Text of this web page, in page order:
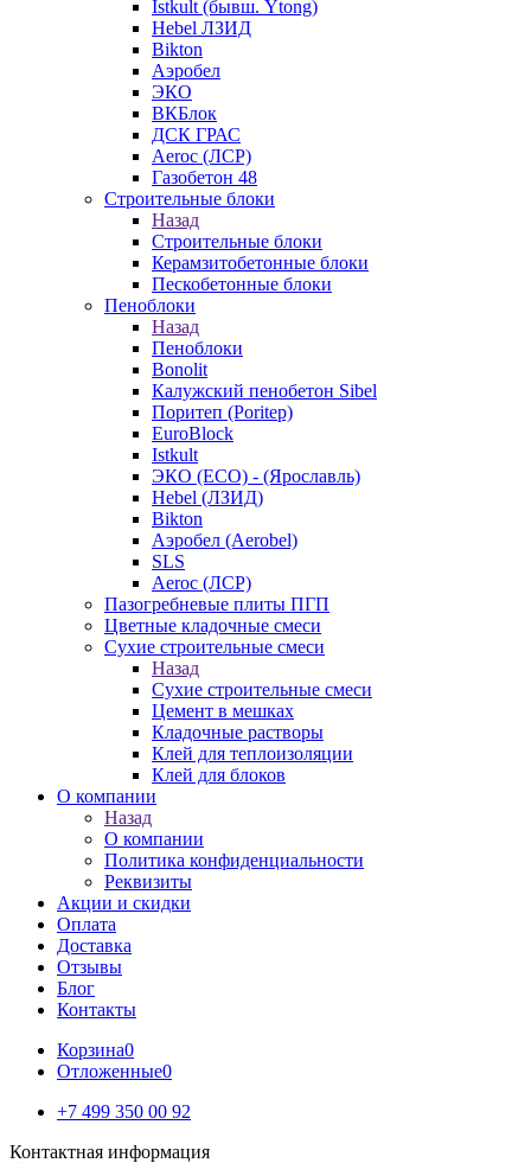
Istkult (бывш. Ytong)
Hebel ЛЗИД
Bikton
Аэробел
ЭКО
ВКБлок
ДСК ГРАС
Aeroc (ЛСР)
Газобетон 48
Строительные блоки
Назад
Строительные блоки
Керамзитобетонные блоки
Пескобетонные блоки
Пеноблоки
Назад
Пеноблоки
Bonolit
Калужский пенобетон Sibel
Поритеп (Poritep)
EuroBlock
Istkult
ЭКО (ECO) - (Ярославль)
Hebel (ЛЗИД)
Bikton
Аэробел (Aerobel)
SLS
Aeroc (ЛСР)
Пазогребневые плиты ПГП
Цветные кладочные смеси
Сухие строительные смеси
Назад
Сухие строительные смеси
Цемент в мешках
Кладочные растворы
Клей для теплоизоляции
Клей для блоков
О компании
Назад
О компании
Политика конфиденциальности
Реквизиты
Акции и скидки
Оплата
Доставка
Отзывы
Блог
Контакты
Корзина0
Отложенные0
+7 499 350 00 92
Контактная информация